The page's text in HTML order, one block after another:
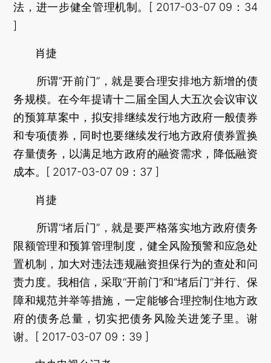
法，进一步健全管理机制。[ 2017-03-07 09：34
]
肖捷
所谓“开前门”，就是要合理安排地方新增的债
务规模。在今年提请十二届全国人大五次会议审议
的预算草案中，拟安排继续发行地方政府一般债券
和专项债券，同时也要继续发行地方政府债券置换
存量债务，以满足地方政府的融资需求，降低融资
成本。[ 2017-03-07 09：37 ]
肖捷
所谓“堵后门”，就是要严格落实地方政府债务
限额管理和预算管理制度，健全风险预警和应急处
置机制，加大对违法违规融资担保行为的查处和问
责力度。我相信，采取“开前门”和“堵后门”并行、保
障和规范并举等措施，一定能够合理控制住地方政
府的债务总量，切实把债务风险关进笼子里。谢
谢。[ 2017-03-07 09：39 ]